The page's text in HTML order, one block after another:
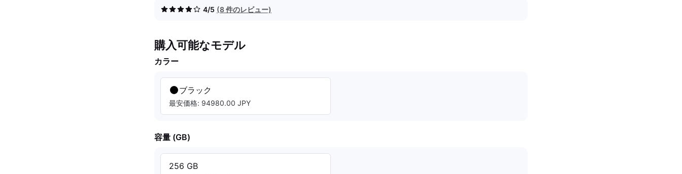
4/5 (8 件のレビュー)
購入可能なモデル
カラー
ブラック
最安価格: 94980.00 JPY
容量 (GB)
256 GB